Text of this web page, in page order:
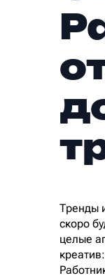
Тренды
скоро
целые